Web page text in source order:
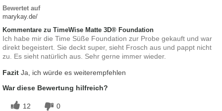
Bewertet auf
marykay.de/
Kommentare zu TimeWise Matte 3D® Foundation
Ich habe mir die Time Süße Foundation zur Probe gekauft und war
direkt begeistert. Sie deckt super, sieht Frosch aus und pappt nicht
zu. Es sieht natürlich aus. Sehr gerne immer wieder.
Fazit Ja, ich würde es weiterempfehlen
War diese Bewertung hilfreich?
12 0